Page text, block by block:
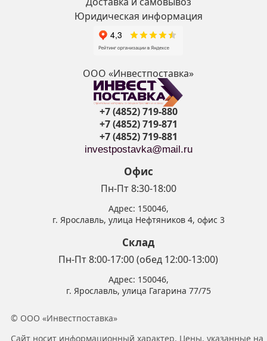
Юридическая информация
ООО «Инвестпоставка»
+7 (4852) 719-880
+7 (4852) 719-871
+7 (4852) 719-881
investpostavka@mail.ru
Офис
Пн-Пт 8:30-18:00
Адрес: 150046,
г. Ярославль, улица Нефтяников 4, офис 3
Склад
Пн-Пт 8:00-17:00 (обед 12:00-13:00)
Адрес: 150046,
г. Ярославль, улица Гагарина 77/75
© ООО «Инвестпоставка»
Сайт носит информационный характер. Цены, указанные на